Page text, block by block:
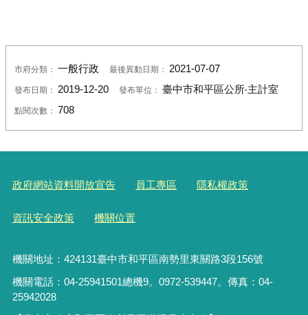
市府分類： 一般行政 最後異動日期： 2021-07-07
發布日期： 2019-12-20 發布單位： 臺中市和平區公所‧主計室
點閱次數： 708
政府網站資料開放宣告 員工專區 隱私權政策
資訊安全政策 機關位置
機關地址：424131臺中市和平區南勢里東關路3段156號
機關電話：04-25941501總機9。0972-539447。傳真：04-
25942028